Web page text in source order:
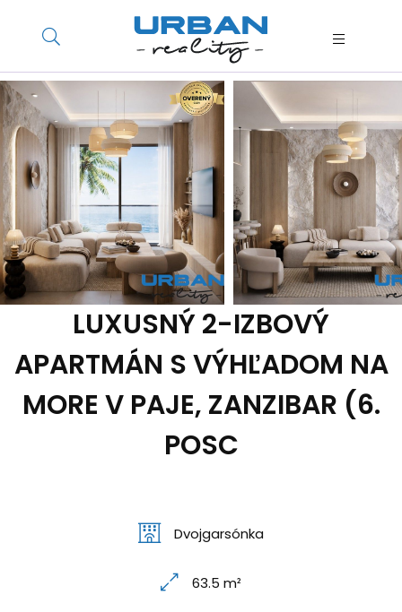
LUXUSNÝ 2-IZBOVÝ
APARTMÁN S VÝHĽADOM NA
MORE V PAJE, ZANZIBAR (6.
POSC
Dvojgarsónka
63.5 m²